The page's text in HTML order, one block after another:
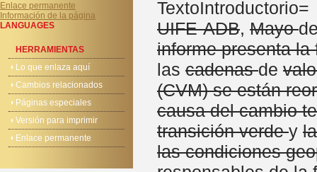
Enlace permanente
Información de la página
LANGUAGES
HERRAMIENTAS
Lo que enlaza aquí
Cambios relacionados
Páginas especiales
Versión para imprimir
Enlace permanente
UIFE-ADB, Mayo
informe presenta la
las cadenasde
(CVM) se están
causa del cambio
transición verdey
las condiciones